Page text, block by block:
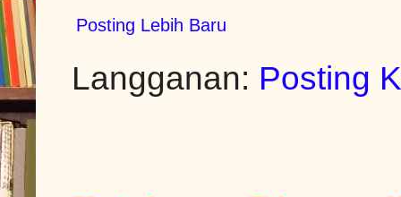
Posting Lebih Baru
Langganan: Posting